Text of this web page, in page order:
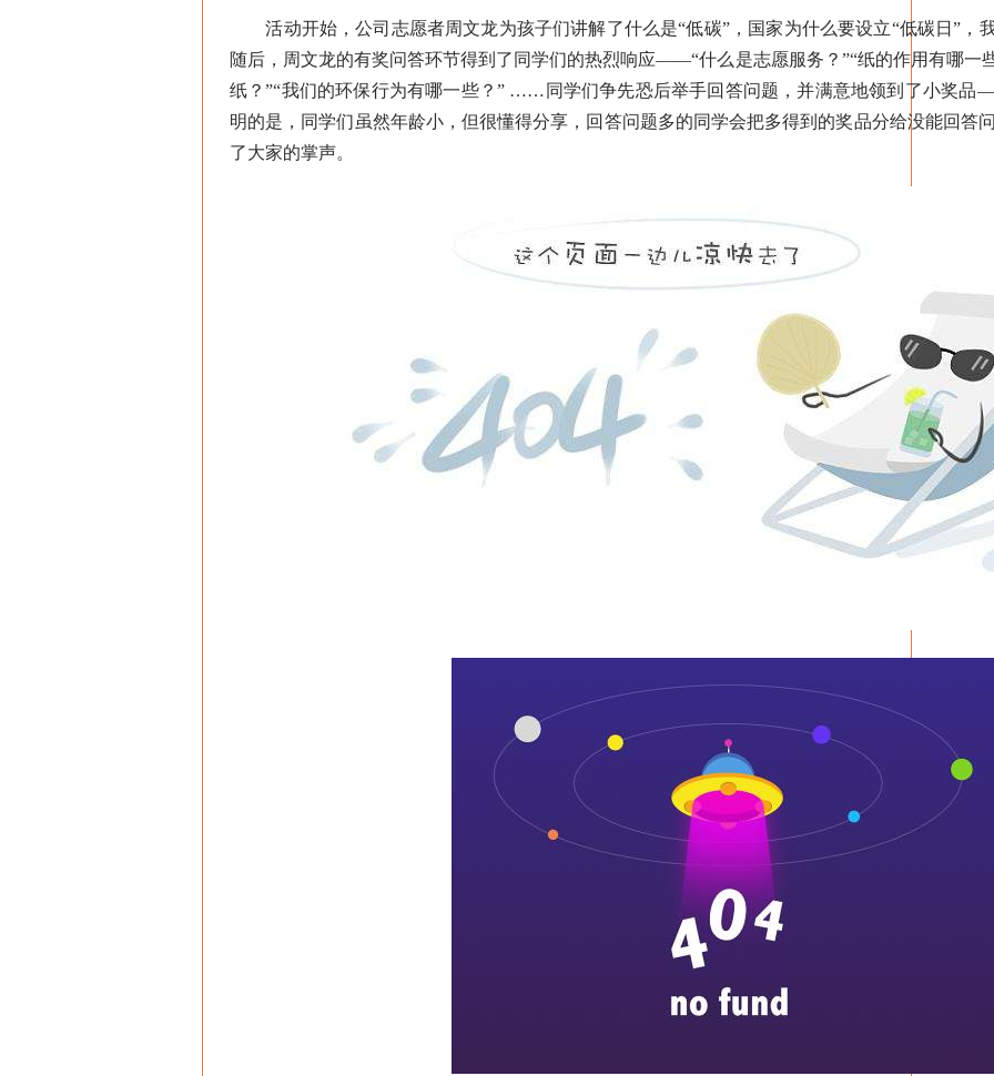
活动开始，公司志愿者周文龙为孩子们讲解了什么是“低碳”，国家为什么要设立“低碳日”，我
随后，周文龙的有奖问答环节得到了同学们的热烈响应——“什么是志愿服务？”“纸的作用有哪一
纸？”“我们的环保行为有哪一些？” ……同学们争先恐后举手回答问题，并满意地领到了小奖
明的是，同学们虽然年龄小，但很懂得分享，回答问题多的同学会把多得到的奖品分给没能回答
了大家的掌声。